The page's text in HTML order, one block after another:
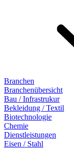
Branchen
Branchenübersicht
Bau / Infrastrukur
Bekleidung / Textil
Biotechnologie
Chemie
Dienstleistungen
Eisen / Stahl